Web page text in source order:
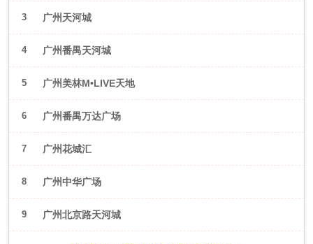
3 广州天河城
4 广州番禺天河城
5 广州美林M•LIVE天地
6 广州番禺万达广场
7 广州花城汇
8 广州中华广场
9 广州北京路天河城